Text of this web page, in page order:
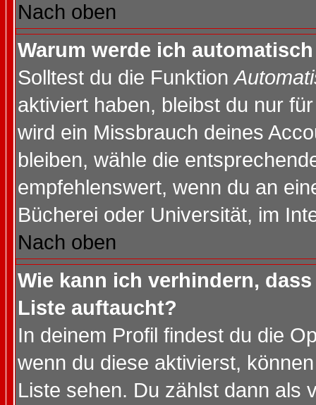
Nach oben
Warum werde ich
Solltest du die Funktion
aktiviert haben, bleibst du nur
wird ein Missbrauch deines
bleiben, wähle die
empfehlenswert, wenn du an
Bücherei oder Universität, im
Nach oben
Wie kann ich verhindern,
Liste auftaucht?
In deinem Profil findest du die
wenn du diese aktivierst,
Liste sehen. Du zählst dann als